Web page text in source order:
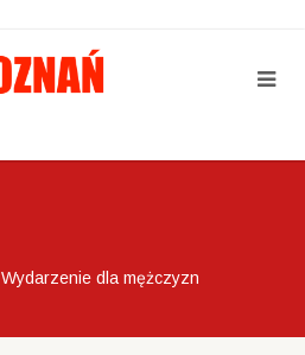
Wydarzenie dla mężczyzn